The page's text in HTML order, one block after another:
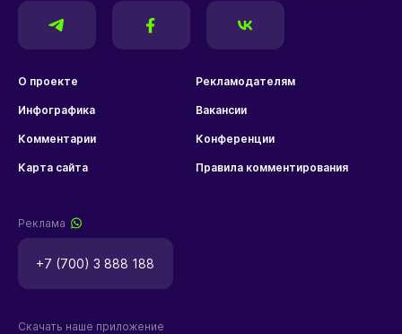
О проекте Рекламодателям
Инфографика Вакансии
Комментарии Конференции
Карта сайта Правила комментирования
Реклама
+7 (700) 3 888 188
Скачать наше приложение